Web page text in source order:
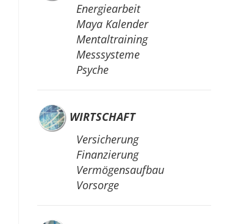
Energiearbeit
Maya Kalender
Mentaltraining
Messsysteme
Psyche
WIRTSCHAFT
Versicherung
Finanzierung
Vermögensaufbau
Vorsorge